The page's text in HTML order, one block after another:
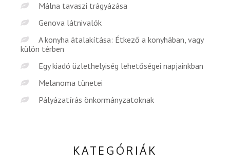
Málna tavaszi trágyázása
Genova látnivalók
A konyha átalakítása: Étkező a konyhában, vagy
külön térben
Egy kiadó üzlethelyiség lehetőségei napjainkban
Melanoma tünetei
Pályázatírás önkormányzatoknak
KATEGÓRIÁK